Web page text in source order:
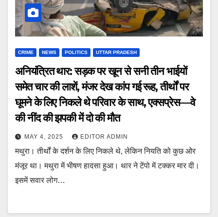
CRIME NEWS POLITICS UTTAR PRADESH
अनियंत्रित थार: सड़क पर खून से सनी तीन भाईयों
समेत चार की लाशें, मंजर देख कांप गई रूह, तीर्थों पर
घूमने के लिए निकले थे परिवार के साथ, एक्सप्रेस—वे
की नींद की झपकी में दो की मौत
MAY 4, 2025 EDITOR ADMIN
मथुरा। तीर्थों के दर्शन के लिए निकले थे, लेकिन नियति को कुछ ओर
मंजूर था। मथुरा में भीषण हादसा हुआ। थार ने टेंपो में टक्कर मार दी।
इसमें सवार लोग…